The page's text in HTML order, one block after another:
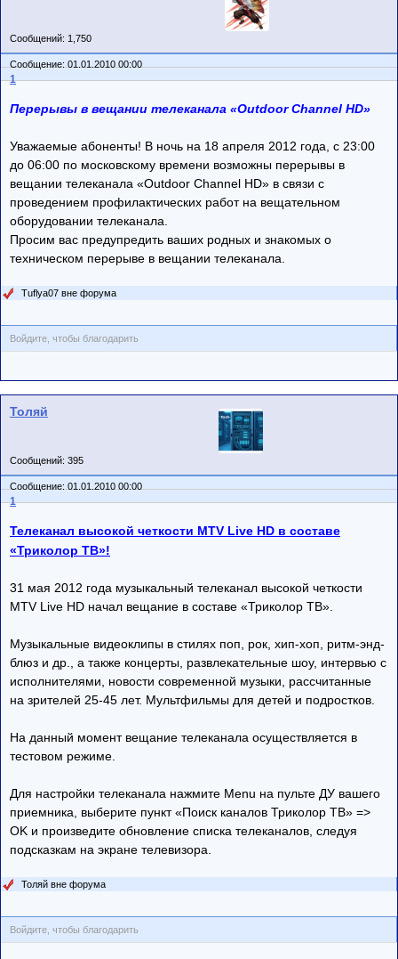
Сообщений: 1,750
Сообщение: 01.01.2010 00:00
1
Перерывы в вещании телеканала «Outdoor Channel HD»
Уважаемые абоненты! В ночь на 18 апреля 2012 года, с 23:00
до 06:00 по московскому времени возможны перерывы в
вещании телеканала «Outdoor Channel HD» в связи с
проведением профилактических работ на вещательном
оборудовании телеканала.
Просим вас предупредить ваших родных и знакомых о
техническом перерыве в вещании телеканала.
Tuflya07 вне форума
Войдите, чтобы благодарить
Толяй
Сообщений: 395
Сообщение: 01.01.2010 00:00
1
Телеканал высокой четкости MTV Live HD в составе
«Триколор ТВ»!
31 мая 2012 года музыкальный телеканал высокой четкости
MTV Live HD начал вещание в составе «Триколор ТВ».
Музыкальные видеоклипы в стилях поп, рок, хип-хоп, ритм-энд-
блюз и др., а также концерты, развлекательные шоу, интервью с
исполнителями, новости современной музыки, рассчитанные
на зрителей 25-45 лет. Мультфильмы для детей и подростков.
На данный момент вещание телеканала осуществляется в
тестовом режиме.
Для настройки телеканала нажмите Menu на пульте ДУ вашего
приемника, выберите пункт «Поиск каналов Триколор ТВ» =>
OK и произведите обновление списка телеканалов, следуя
подсказкам на экране телевизора.
Толяй вне форума
Войдите, чтобы благодарить